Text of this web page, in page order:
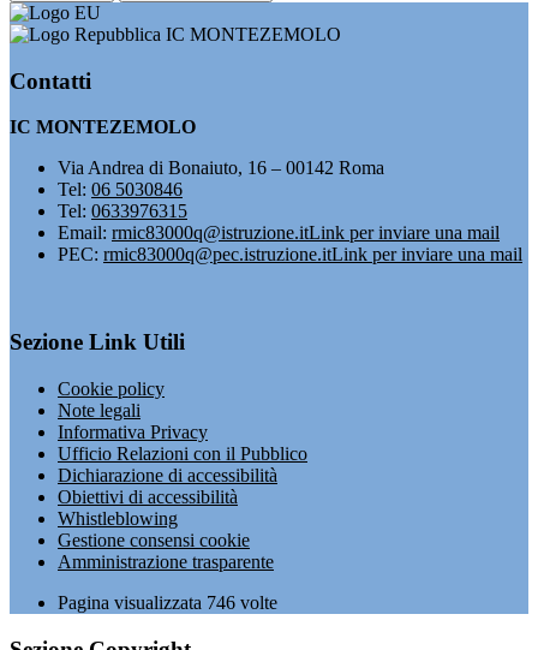
IC MONTEZEMOLO
Contatti
IC MONTEZEMOLO
Via Andrea di Bonaiuto, 16 – 00142 Roma
Tel: 06 5030846
Tel: 0633976315
Email: rmic83000q@istruzione.itLink per inviare una mail
PEC: rmic83000q@pec.istruzione.itLink per inviare una mail
Sezione Link Utili
Cookie policy
Note legali
Informativa Privacy
Ufficio Relazioni con il Pubblico
Dichiarazione di accessibilità
Obiettivi di accessibilità
Whistleblowing
Gestione consensi cookie
Amministrazione trasparente
Pagina visualizzata 746 volte